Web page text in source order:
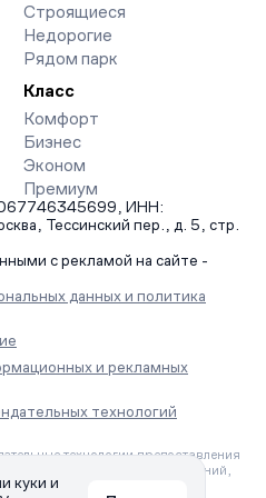
Строящиеся
Недорогие
Рядом парк
Класс
Комфорт
Бизнес
Эконом
Премиум
ИНН:
Тессинский пер., д. 5, стр.
с рекламой на сайте -
данных и политика
и рекламных
технологий
технологии предоставления
и анализа сведений,
сети «Интернет»,
куки и